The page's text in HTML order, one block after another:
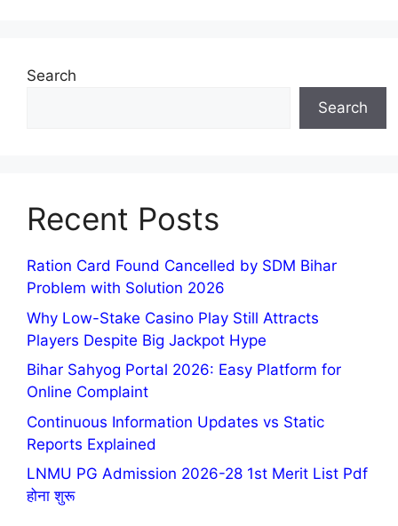
Search
Search
Recent Posts
Ration Card Found Cancelled by SDM Bihar
Problem with Solution 2026
Why Low-Stake Casino Play Still Attracts
Players Despite Big Jackpot Hype
Bihar Sahyog Portal 2026: Easy Platform for
Online Complaint
Continuous Information Updates vs Static
Reports Explained
LNMU PG Admission 2026-28 1st Merit List Pdf
होना शुरू